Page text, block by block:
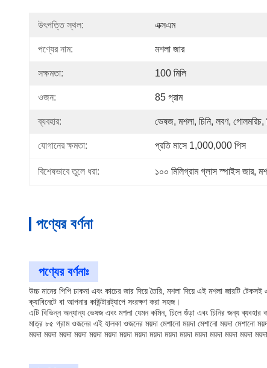
উৎপত্তি স্থল: এক্সএম
পণ্যের নাম: মশলা জার
সক্ষমতা: 100 মিলি
ওজন: 85 গ্রাম
ব্যবহার: ভেষজ, মশলা, চিনি, লবণ, গোলমরিচ,
যোগানের ক্ষমতা: প্রতি মাসে 1,000,000 পিস
বিশেষভাবে তুলে ধরা: ১০০ মিলিগ্রাম গ্লাস স্পাইস জার,
পণ্যের বর্ণনা
পণ্যের বর্ণনাঃ
উচ্চ মানের পিপি ঢাকনা এবং কাচের জার দিয়ে তৈরি, মশলা দিয়ে এই মশলা জারটি
ক্যাবিনেটে বা আপনার কাউন্টারট্যাপে সংরক্ষণ করা সহজ।
এটি বিভিন্ন অন্যান্য ভেষজ এবং মশলা যেমন কমিন, চিলে গুঁড়া এবং চিনির জন্য
মাত্র ৮৫ গ্রাম ওজনের এই হালকা ওজনের ময়দা মেশানো ময়দা মেশানো ময়দা মেশানো
ময়দা ময়দা ময়দা ময়দা ময়দা ময়দা ময়দা ময়দা ময়দা ময়দা ময়দা ময়দা ময়দা ময়দা ময়দা